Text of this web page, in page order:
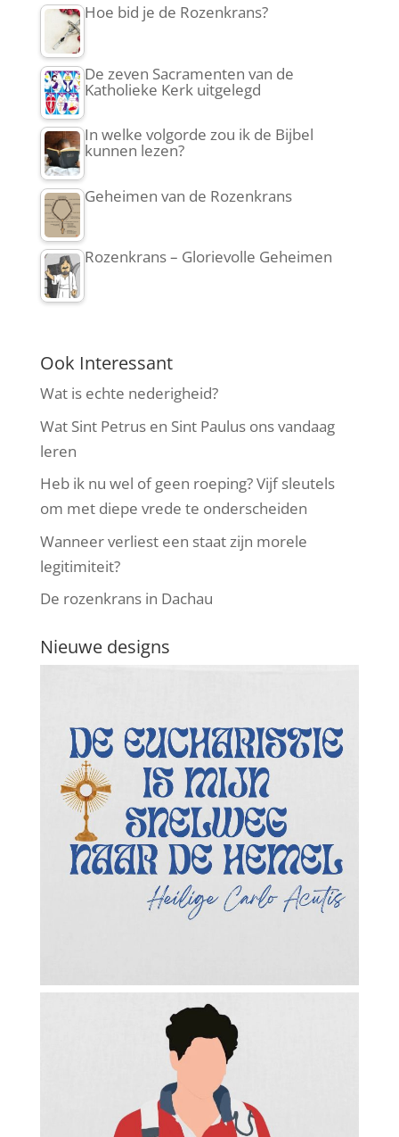
Hoe bid je de Rozenkrans?
De zeven Sacramenten van de
Katholieke Kerk uitgelegd
In welke volgorde zou ik de Bijbel
kunnen lezen?
Geheimen van de Rozenkrans
Rozenkrans – Glorievolle Geheimen
Ook Interessant
Wat is echte nederigheid?
Wat Sint Petrus en Sint Paulus ons vandaag
leren
Heb ik nu wel of geen roeping? Vijf sleutels
om met diepe vrede te onderscheiden
Wanneer verliest een staat zijn morele
legitimiteit?
De rozenkrans in Dachau
Nieuwe designs